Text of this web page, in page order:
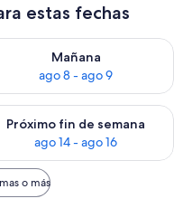
estas fechas
7 - ago 8
Mañana
ago 8 - ago 9
la disponibilidad
de semana ago 7 -
Próximo fin de semana
ago 14 - ago 16
la disponibilidad
o más